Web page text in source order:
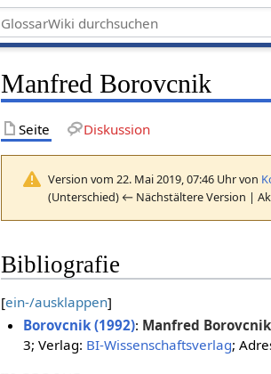
Manfred Borovcnik
Seite Diskussion
Version vom 22. Mai 2019, 07:46 Uhr von
(Unterschied) ← Nächstältere Version |
Bibliografie
[ein-/ausklappen]
Borovcnik (1992): Manfred Borovcnik
3; Verlag: BI-Wissenschaftsverlag;